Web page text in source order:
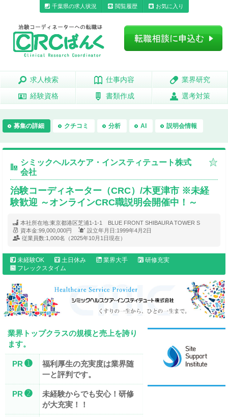
千葉県の求人状況 閲覧履歴 お気に入り
求人検索
求人検索 仕事内容
仕事内容 業界研究
業界研究
経験資格
経験資格 書類作成
書類作成 選考対策
選考対策
募集の詳細 クチコミ 分析 AI 説明会情報
シミックヘルスケア・インスティテュート株式
会社
治験コーディネーター（CRC）/木更津市 ※未経
験歓迎 ～オンラインCRC職説明会開催中！～
本社所在地:東京都港区芝浦1-1-1 BLUE FRONT SHIBAURA TOWER S
資本金:99,000,000円 設立年月日:1999年4月2日
従業員数:1,000名（2025年10月1日現在）
未経験OK 土日休み 業界大手
研修充実
フレックスタイム
業界トップクラスの規模と売上を誇り
ます。
PR➊
福利厚生の充実度は業界随
一と評判です。
PR➋
未経験からでも安心！研修
が大充実！！